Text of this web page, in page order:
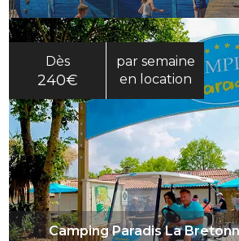
Dès
240€
par semaine
en location
Camping Paradis La